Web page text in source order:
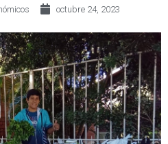
octubre 24, 2023